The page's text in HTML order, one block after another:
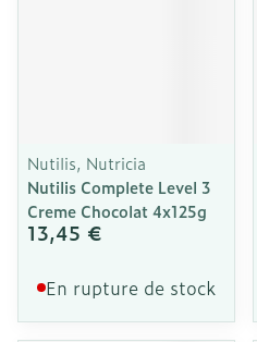
Nutilis, Nutricia
Nutilis Complete Level 3
Creme Chocolat 4x125g
13,45 €
En rupture de stock